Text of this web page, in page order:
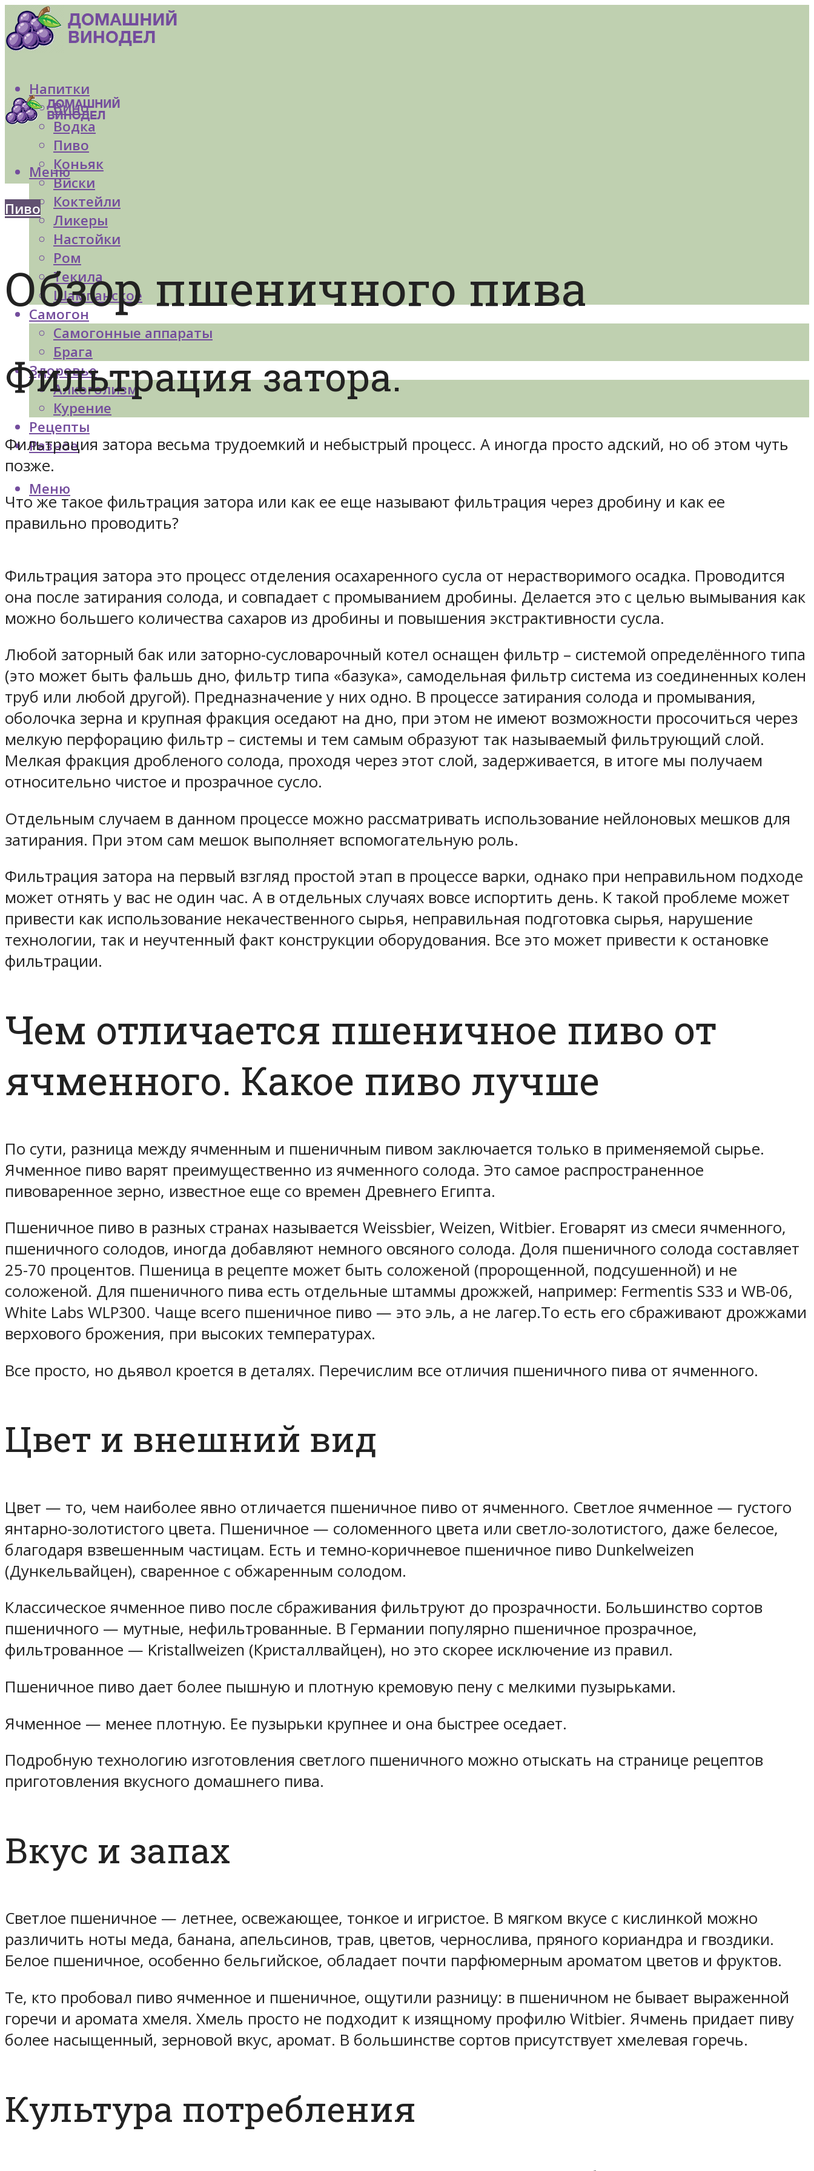
Напитки
Вино
Водка
Пиво
Коньяк
Виски
Коктейли
Ликеры
Настойки
Ром
Текила
Шампанское
Самогон
Самогонные аппараты
Брага
Здоровье
Алкоголизм
Курение
Рецепты
Разное
Меню
Меню
Пиво
Обзор пшеничного пива
Фильтрация затора.
Фильтрация затора весьма трудоемкий и небыстрый процесс. А иногда просто адский, но об этом чуть
позже.
Что же такое фильтрация затора или как ее еще называют фильтрация через дробину и как ее
правильно проводить?
Фильтрация затора это процесс отделения осахаренного сусла от нерастворимого осадка. Проводится
она после затирания солода, и совпадает с промыванием дробины. Делается это с целью вымывания как
можно большего количества сахаров из дробины и повышения экстрактивности сусла.
Любой заторный бак или заторно-сусловарочный котел оснащен фильтр – системой определённого типа
(это может быть фальшь дно, фильтр типа «базука», самодельная фильтр система из соединенных колен
труб или любой другой). Предназначение у них одно. В процессе затирания солода и промывания,
оболочка зерна и крупная фракция оседают на дно, при этом не имеют возможности просочиться через
мелкую перфорацию фильтр – системы и тем самым образуют так называемый фильтрующий слой.
Мелкая фракция дробленого солода, проходя через этот слой, задерживается, в итоге мы получаем
относительно чистое и прозрачное сусло.
Отдельным случаем в данном процессе можно рассматривать использование нейлоновых мешков для
затирания. При этом сам мешок выполняет вспомогательную роль.
Фильтрация затора на первый взгляд простой этап в процессе варки, однако при неправильном подходе
может отнять у вас не один час. А в отдельных случаях вовсе испортить день. К такой проблеме может
привести как использование некачественного сырья, неправильная подготовка сырья, нарушение
технологии, так и неучтенный факт конструкции оборудования. Все это может привести к остановке
фильтрации.
Чем отличается пшеничное пиво от
ячменного. Какое пиво лучше
По сути, разница между ячменным и пшеничным пивом заключается только в применяемой сырье.
Ячменное пиво варят преимущественно из ячменного солода. Это самое распространенное
пивоваренное зерно, известное еще со времен Древнего Египта.
Пшеничное пиво в разных странах называется Weissbier, Weizen, Witbier. Еговарят из смеси ячменного,
пшеничного солодов, иногда добавляют немного овсяного солода. Доля пшеничного солода составляет
25-70 процентов. Пшеница в рецепте может быть соложеной (пророщенной, подсушенной) и не
соложеной. Для пшеничного пива есть отдельные штаммы дрожжей, например: Fermentis S33 и WB-06,
White Labs WLP300. Чаще всего пшеничное пиво — это эль, а не лагер.То есть его сбраживают дрожжами
верхового брожения, при высоких температурах.
Все просто, но дьявол кроется в деталях. Перечислим все отличия пшеничного пива от ячменного.
Цвет и внешний вид
Цвет — то, чем наиболее явно отличается пшеничное пиво от ячменного. Светлое ячменное — густого
янтарно-золотистого цвета. Пшеничное — соломенного цвета или светло-золотистого, даже белесое,
благодаря взвешенным частицам. Есть и темно-коричневое пшеничное пиво Dunkelweizen
(Дункельвайцен), сваренное с обжаренным солодом.
Классическое ячменное пиво после сбраживания фильтруют до прозрачности. Большинство сортов
пшеничного — мутные, нефильтрованные. В Германии популярно пшеничное прозрачное,
фильтрованное — Kristallweizen (Кристаллвайцен), но это скорее исключение из правил.
Пшеничное пиво дает более пышную и плотную кремовую пену с мелкими пузырьками.
Ячменное — менее плотную. Ее пузырьки крупнее и она быстрее оседает.
Подробную технологию изготовления светлого пшеничного можно отыскать на странице рецептов
приготовления вкусного домашнего пива.
Вкус и запах
Светлое пшеничное — летнее, освежающее, тонкое и игристое. В мягком вкусе с кислинкой можно
различить ноты меда, банана, апельсинов, трав, цветов, чернослива, пряного кориандра и гвоздики.
Белое пшеничное, особенно бельгийское, обладает почти парфюмерным ароматом цветов и фруктов.
Те, кто пробовал пиво ячменное и пшеничное, ощутили разницу: в пшеничном не бывает выраженной
горечи и аромата хмеля. Хмель просто не подходит к изящному профилю Witbier. Ячмень придает пиву
более насыщенный, зерновой вкус, аромат. В большинстве сортов присутствует хмелевая горечь.
Культура потребления